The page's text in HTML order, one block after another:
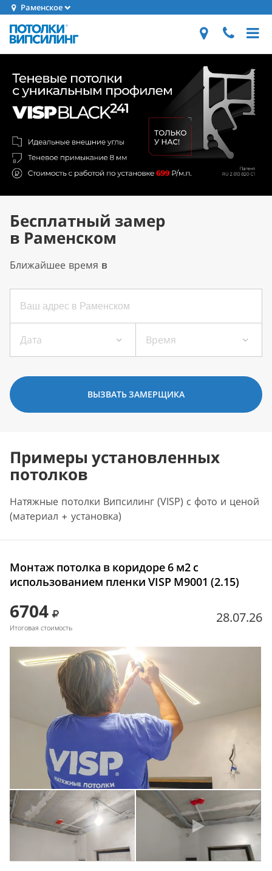
Раменское
Бесплатный замер
в Раменском
Ближайшее время в
Дата Время
ВЫЗВАТЬ ЗАМЕРЩИКА
Примеры установленных
потолков
Натяжные потолки Випсилинг (VISP) с фото и ценой
(материал + установка)
Монтаж потолка в коридоре 6 м2 с
использованием пленки VISP M9001 (2.15)
6704
Итоговая стоимость
28.07.26